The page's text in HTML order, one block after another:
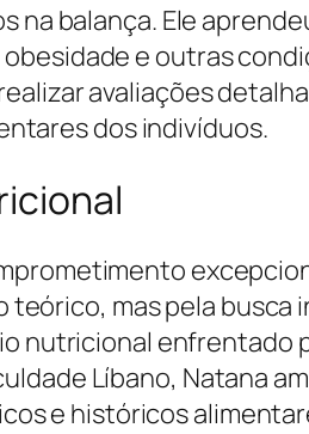
na balança. Ele
e outras
avaliações
dos indivíduos.
mas pela busca
nutricional enfrentado
Líbano, Natana
e históricos